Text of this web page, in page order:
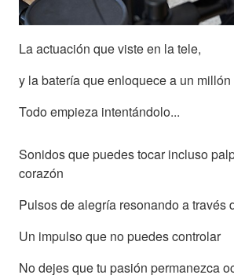
La actuación que viste en la tele,
y la batería que enloquece a un
Todo empieza intentándolo...
Sonidos que puedes tocar incluso
corazón
Pulsos de alegría resonando a través
Un impulso que no puedes controlar
No dejes que tu pasión permanezca